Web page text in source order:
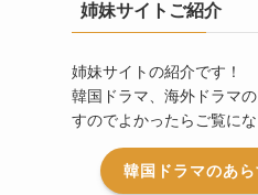
姉妹サイトご紹介
姉妹サイトの紹介です！
韓国ドラマ、海外ドラマ
すのでよかったらご覧に
韓国ドラマのあ